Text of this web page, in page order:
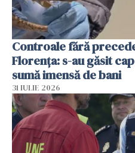
Controale fără
Florența: s-au găsit
sumă imensă de bani
31 IULIE 2026